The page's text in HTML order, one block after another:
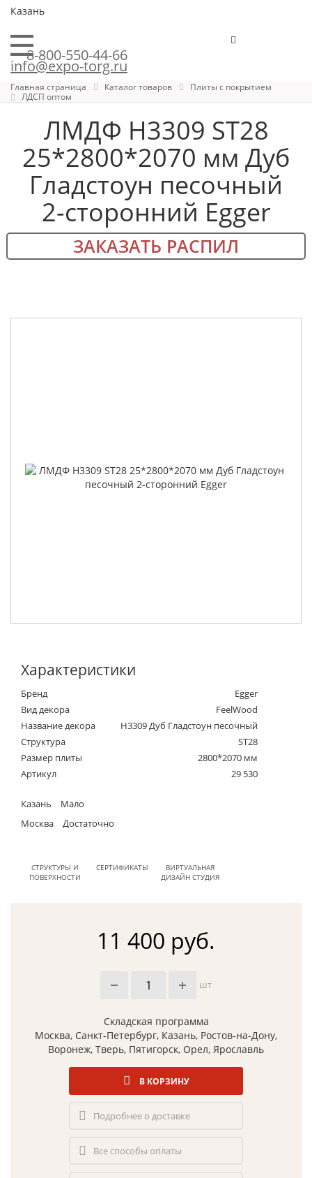
Казань
8-800-550-44-66
info@expo-torg.ru
Главная страница Каталог товаров
Плиты с покрытием
ЛДСП оптом
ЛМДФ H3309 ST28
25*2800*2070 мм Дуб
Гладстоун песочный
2-сторонний Egger
ЗАКАЗАТЬ РАСПИЛ
Характеристики
Бренд
Egger
Вид декора
FeelWood
Название декора
H3309 Дуб Гладстоун песочный
Структура
ST28
Размер плиты
2800*2070 мм
Артикул
29 530
Казань
Мало
Москва
Достаточно
СТРУКТУРЫ И
ПОВЕРХНОСТИ
СЕРТИФИКАТЫ
ВИРТУАЛЬНАЯ
ДИЗАЙН СТУДИЯ
11 400 руб.
шт
Складская программа
Москва, Санкт-Петербург, Казань, Ростов-на-Дону,
Воронеж, Тверь, Пятигорск, Орел, Ярославль
В КОРЗИНУ
Подробнее о доставке
Все способы оплаты